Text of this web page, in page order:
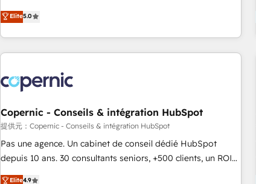
streamline operations, scale revenue, and unlock the full
potential of HubSpot. With deep technical and industry
expertise, we fuse automation, integration, and AI
innovation to deliver lasting impact. We specialize in: •
Onboarding for Sales, Service, Marketing & Content Hubs •
AI voice and chat agents, predictive automation, and smart
workflows • Salesforce + HubSpot integration • Website
design and CMS development • ERP integration: SAP,
NetSuite, Microsoft Dynamics, … • Data cleansing and CRM
migration from any platform • Client/member portals built
Elite5.0
Copernic - Conseils & intégration HubSpot
提供元：Copernic - Conseils & intégration HubSpot
Pas une agence. Un cabinet de conseil dédié HubSpot
depuis 10 ans. 30 consultants seniors, +500 clients, un ROI
mesurable. Notre mission : faire de HubSpot un vrai levier
Elite4.9